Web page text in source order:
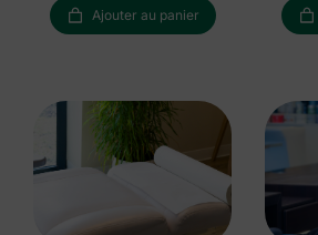
Ajouter au panier